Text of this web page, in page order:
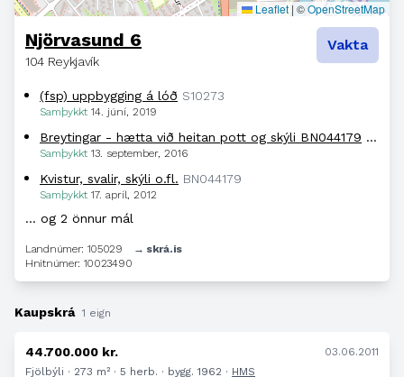
Leaflet | ©OpenStreetMap
Njörvasund 6
104 Reykjavík
Vakta
(fsp) uppbygging á lóð S10273
Samþykkt 14. júní, 2019
Breytingar - hætta við heitan pott og skýli BN044179
Samþykkt 13. september, 2016
Kvistur, svalir, skýli o.fl. BN044179
Samþykkt 17. apríl, 2012
… og 2 önnur mál
Landnúmer: 105029
→ skrá.is
Hnitnúmer: 10023490
Kaupskrá 1 eign
44.700.000 kr.
03.06.2011
Fjölbýli · 273 m² · 5 herb. · bygg. 1962 · HMS